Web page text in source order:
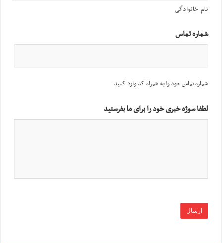
نام خانوادگی
شماره تماس
شماره تماس خود را به همراه کد وارد کنید
لطفا سوژه خبری خود را برای ما بفرستید